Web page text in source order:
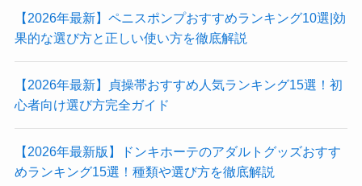
【2026年最新】ペニスポンプおすすめランキング10選|効
果的な選び方と正しい使い方を徹底解説
【2026年最新】貞操帯おすすめ人気ランキング15選！初
心者向け選び方完全ガイド
【2026年最新版】ドンキホーテのアダルトグッズおすす
めランキング15選！種類や選び方を徹底解説